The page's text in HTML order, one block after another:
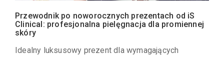
Przewodnik po noworocznych prezentach od iS
Clinical: profesjonalna pielęgnacja dla promiennej
skóry
Idealny luksusowy prezent dla wymagających